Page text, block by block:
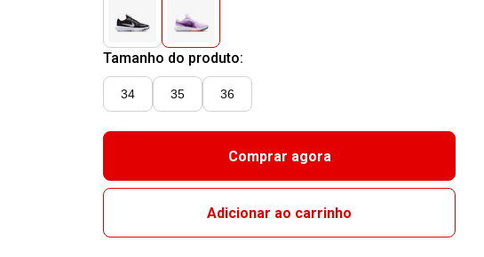
Tamanho do produto:
34 35 36
Comprar agora
Adicionar ao carrinho